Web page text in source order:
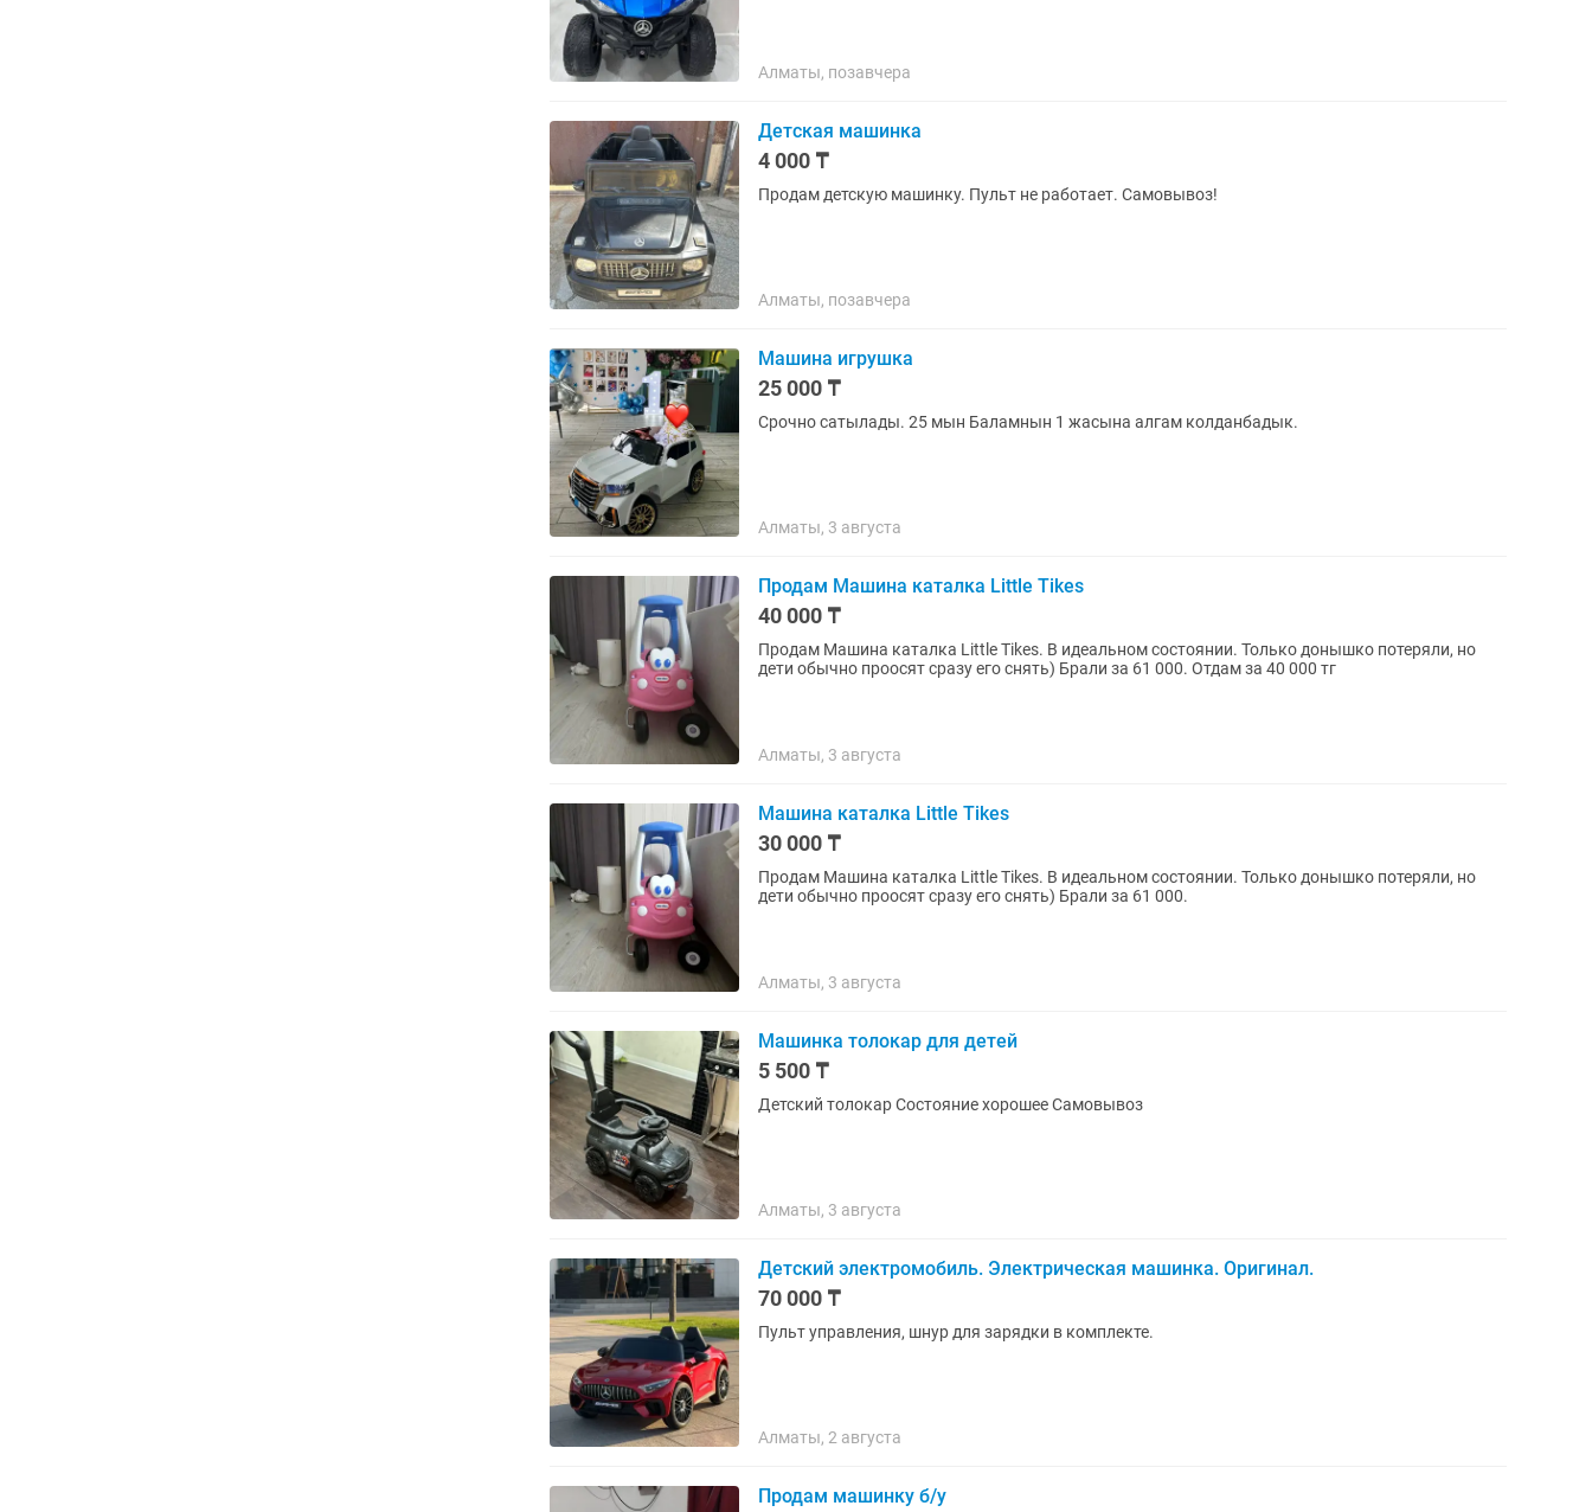
Алматы, позавчера
Детская машинка
4 000 ₸
Продам детскую машинку. Пульт не работает. Самовывоз!
Алматы, позавчера
Машина игрушка
25 000 ₸
Срочно сатылады. 25 мын Баламнын 1 жасына алгам колданбадык.
Алматы, 3 августа
Продам Машина каталка Little Tikes
40 000 ₸
Продам Машина каталка Little Tikes. В идеальном состоянии. Только донышко потеряли, но
дети обычно проосят сразу его снять) Брали за 61 000. Отдам за 40 000 тг
Алматы, 3 августа
Машина каталка Little Tikes
30 000 ₸
Продам Машина каталка Little Tikes. В идеальном состоянии. Только донышко потеряли, но
дети обычно проосят сразу его снять) Брали за 61 000.
Алматы, 3 августа
Машинка толокар для детей
5 500 ₸
Детский толокар Состояние хорошее Самовывоз
Алматы, 3 августа
Детский электромобиль. Электрическая машинка. Оригинал.
70 000 ₸
Пульт управления, шнур для зарядки в комплекте.
Алматы, 2 августа
Продам машинку б/у